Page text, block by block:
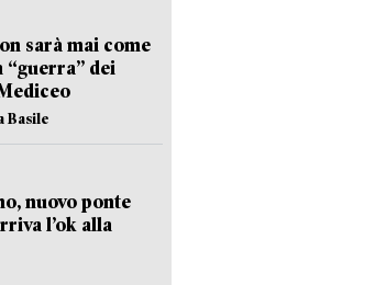
sarà mai come
“guerra” dei
Basile
nuovo ponte
l’ok alla